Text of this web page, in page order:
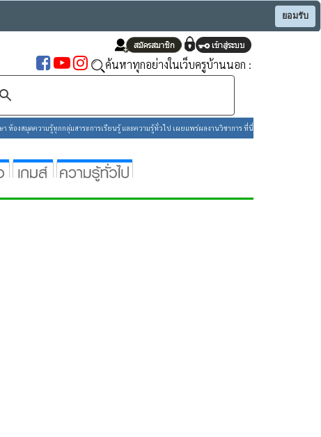
ยอมรับ
ค้นหาทุกอย่างในเว็บครูบ้านนอก :
ห้องสมุดความรู้ทุกกลุ่มสาระการเรียนรู้ และความรู้ทั่วไป เผยแพร่ผลงานวิชาการ ที่นี่